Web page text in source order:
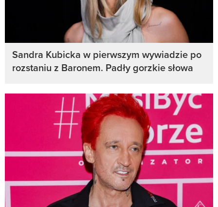
Sandra Kubicka w pierwszym wywiadzie po
rozstaniu z Baronem. Padły gorzkie słowa